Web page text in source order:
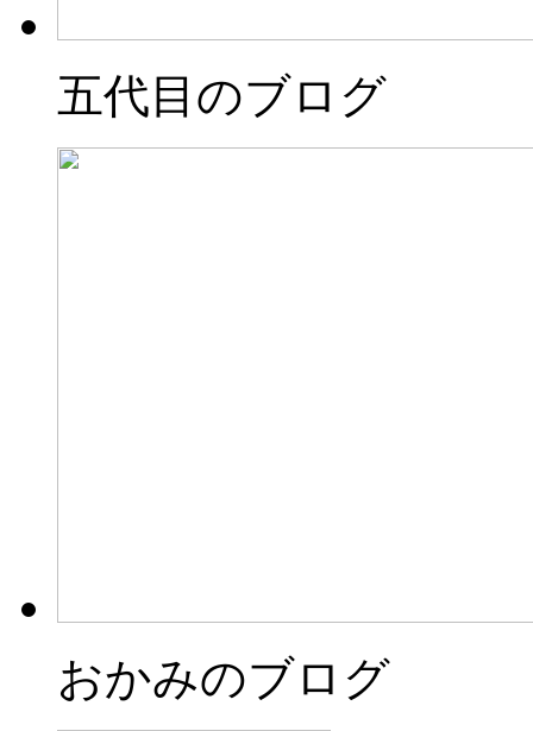
五代目のブログ
おかみのブログ